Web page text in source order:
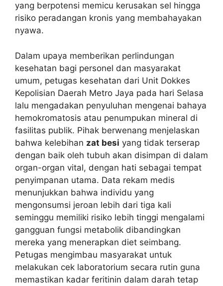
yang berpotensi memicu kerusakan sel hingga
risiko peradangan kronis yang membahayakan
nyawa.
Dalam upaya memberikan perlindungan
kesehatan bagi personel dan masyarakat
umum, petugas kesehatan dari Unit Dokkes
Kepolisian Daerah Metro Jaya pada hari Selasa
lalu mengadakan penyuluhan mengenai bahaya
hemokromatosis atau penumpukan mineral di
fasilitas publik. Pihak berwenang menjelaskan
bahwa kelebihan zat besi yang tidak terserap
dengan baik oleh tubuh akan disimpan di dalam
organ-organ vital, dengan hati sebagai tempat
penyimpanan utama. Data rekam medis
menunjukkan bahwa individu yang
mengonsumsi jeroan lebih dari tiga kali
seminggu memiliki risiko lebih tinggi mengalami
gangguan fungsi metabolik dibandingkan
mereka yang menerapkan diet seimbang.
Petugas mengimbau masyarakat untuk
melakukan cek laboratorium secara rutin guna
memastikan kadar feritinin dalam darah tetap